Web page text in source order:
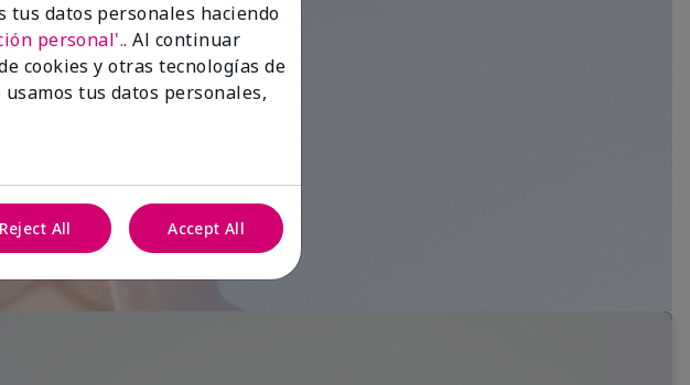
tus datos personales haciendo
personal'.. Al continuar
cookies y otras tecnologías de
tus datos personales,
Reject All Accept All